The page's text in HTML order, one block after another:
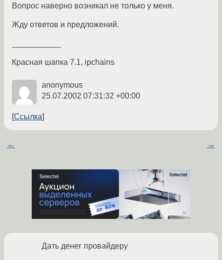
Вопрос наверно возникал не только у меня.
Жду ответов и предложений.
Красная шапка 7.1, ipchains
anonymous
25.07.2002 07:31:32 +00:00
Ссылка
← →
Дать денег провайдеру